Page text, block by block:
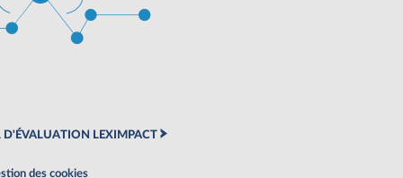
D'ÉVALUATION LEXIMPACT
des cookies